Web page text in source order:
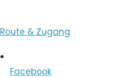
Route & Zugang
Facebook